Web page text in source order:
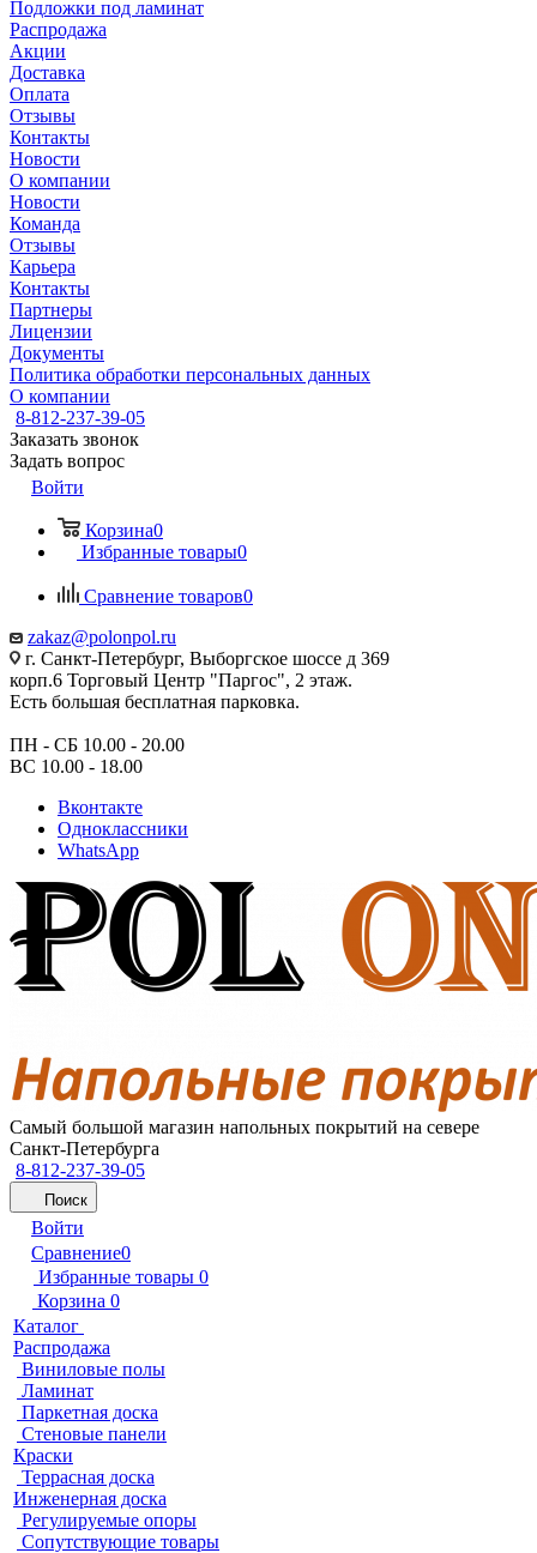
Подложки под ламинат
Распродажа
Акции
Доставка
Оплата
Отзывы
Контакты
Новости
О компании
Новости
Команда
Отзывы
Карьера
Контакты
Партнеры
Лицензии
Документы
Политика обработки персональных данных
О компании
8-812-237-39-05
Заказать звонок
Задать вопрос
Войти
Корзина0
Избранные товары0
Сравнение товаров0
zakaz@polonpol.ru
г. Санкт-Петербург, Выборгское шоссе д 369
корп.6 Торговый Центр "Паргос", 2 этаж.
Есть большая бесплатная парковка.
ПН - СБ 10.00 - 20.00
ВС 10.00 - 18.00
Вконтакте
Одноклассники
WhatsApp
Самый большой магазин напольных покрытий на севере
Санкт-Петербурга
8-812-237-39-05
Поиск
Войти
Сравнение0
Избранные товары 0
Корзина 0
Каталог
Распродажа
Виниловые полы
Ламинат
Паркетная доска
Стеновые панели
Краски
Террасная доска
Инженерная доска
Регулируемые опоры
Сопутствующие товары